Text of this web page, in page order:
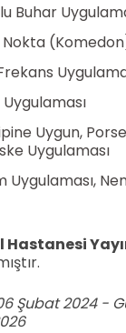
Buhar
Nokta
Uygun,
Uygulaması
Uygulaması,
Şubat 2024 -